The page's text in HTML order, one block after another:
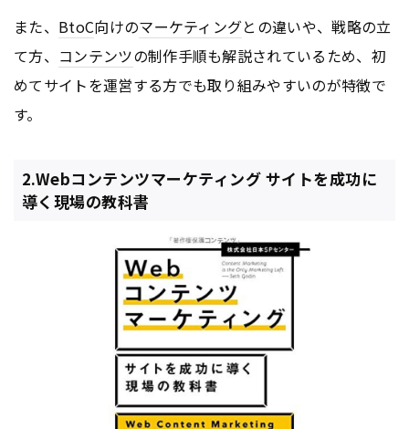
また、 BtoC向けのマーケティングとの違いや、戦略の立
て方、 コンテンツの制作手順も解説されているため、初
めてサイトを運営する方でも取り組みやすいのが特徴で
す。
2.Webコンテンツマーケティング サイトを成功に
導く現場の教科書